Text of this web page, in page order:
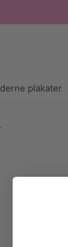
plakater